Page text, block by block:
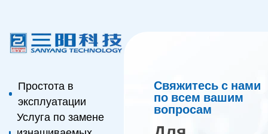
Простота в
эксплуатации
Услуга по замене
Свяжитесь с нами
по всем вашим
вопросам